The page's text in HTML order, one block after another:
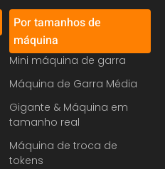
Por tamanhos de
máquina
Mini máquina de garra
Máquina de Garra Média
Gigante & Máquina em
tamanho real
Máquina de troca de
tokens